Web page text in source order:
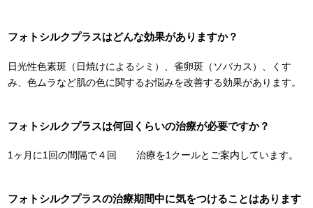
フォトシルクプラスはどんな効果がありますか？
日光性色素斑（日焼けによるシミ）、雀卵斑（ソバカス）、くす
み、色ムラなど肌の色に関するお悩みを改善する効果があります。
フォトシルクプラスは何回くらいの治療が必要ですか？
1ヶ月に1回の間隔で４回 治療を1クールとご案内しています。
フォトシルクプラスの治療期間中に気をつけることはあります